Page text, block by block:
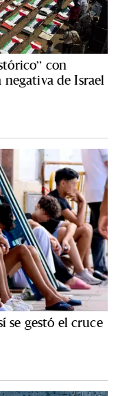
con
negativa de Israel
se gestó el cruce